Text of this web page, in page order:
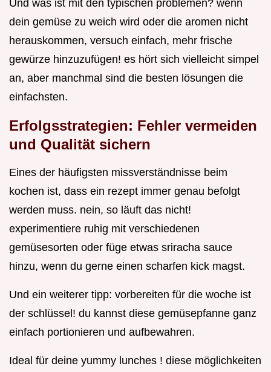
Und was ist mit den typischen problemen? wenn
dein gemüse zu weich wird oder die aromen nicht
herauskommen, versuch einfach, mehr frische
gewürze hinzuzufügen! es hört sich vielleicht simpel
an, aber manchmal sind die besten lösungen die
einfachsten.
Erfolgsstrategien: Fehler vermeiden
und Qualität sichern
Eines der häufigsten missverständnisse beim
kochen ist, dass ein rezept immer genau befolgt
werden muss. nein, so läuft das nicht!
experimentiere ruhig mit verschiedenen
gemüsesorten oder füge etwas sriracha sauce
hinzu, wenn du gerne einen scharfen kick magst.
Und ein weiterer tipp: vorbereiten für die woche ist
der schlüssel! du kannst diese gemüsepfanne ganz
einfach portionieren und aufbewahren.
Ideal für deine yummy lunches ! diese möglichkeiten